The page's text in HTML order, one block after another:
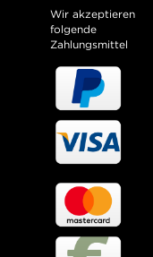
Wir akzeptieren
folgende
Zahlungsmittel